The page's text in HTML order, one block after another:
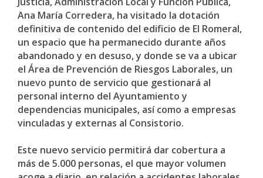
Ana María Corredera, ha visitado la dotación
definitiva de contenido del edificio de El Romeral,
un espacio que ha permanecido durante años
abandonado y en desuso, y donde se va a ubicar
el Área de Prevención de Riesgos Laborales, un
nuevo punto de servicio que gestionará al
personal interno del Ayuntamiento y
dependencias municipales, así como a empresas
vinculadas y externas al Consistorio.
Este nuevo servicio permitirá dar cobertura a
más de 5.000 personas, el que mayor volumen